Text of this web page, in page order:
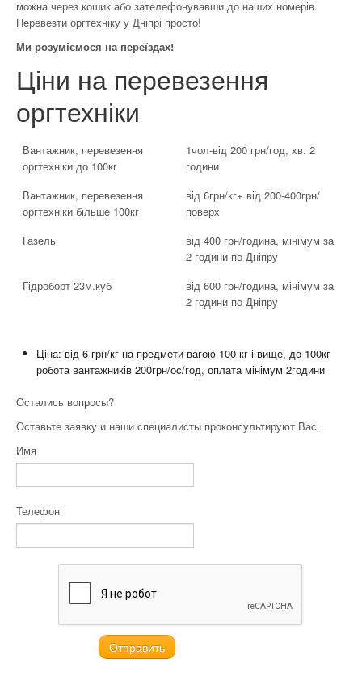
можна через кошик або зателефонувавши до наших номерів.
Перевезти оргтехніку у Дніпрі просто!
Ми розуміємося на переїздах!
Ціни на перевезення
оргтехніки
Вантажник, перевезення
оргтехніки до 100кг
1чол-від 200 грн/год, хв. 2
години
Вантажник, перевезення
оргтехніки більше 100кг
від 6грн/кг+ від 200-400грн/
поверх
Газель
від 400 грн/година, мінімум за
2 години по Дніпру
Гідроборт 23м.куб
від 600 грн/година, мінімум за
2 години по Дніпру
Ціна: від 6 грн/кг на предмети вагою 100 кг і вище, до 100кг
робота вантажників 200грн/ос/год, оплата мінімум 2години
Остались вопросы?
Оставьте заявку и наши специалисты проконсультируют Вас.
Имя
Телефон